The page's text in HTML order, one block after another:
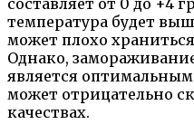
температура будет
может плохо
Однако,
является
может отрицательно
качествах.